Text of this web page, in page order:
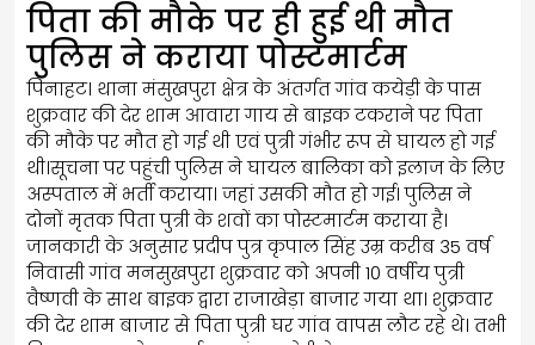
पिता की मौके पर ही हुई थी मौत
पुलिस ने कराया पोस्टमार्टम
पिनाहट। थाना मंसुखपुरा क्षेत्र के अंतर्गत गांव कयेड़ी के पास
शुक्रवार की देर शाम आवारा गाय से बाइक टकराने पर पिता
की मौके पर मौत हो गई थी एवं पुत्री गंभीर रूप से घायल हो गई
थी।सूचना पर पहुंची पुलिस ने घायल बालिका को इलाज के लिए
अस्पताल में भर्ती कराया। जहां उसकी मौत हो गई। पुलिस ने
दोनों मृतक पिता पुत्री के शवों का पोस्टमार्टम कराया है।
जानकारी के अनुसार प्रदीप पुत्र कृपाल सिंह उम्र करीब 35 वर्ष
निवासी गांव मनसुखपुरा शुक्रवार को अपनी 10 वर्षीय पुत्री
वैष्णवी के साथ बाइक द्वारा राजाखेड़ा बाजार गया था। शुक्रवार
की देर शाम बाजार से पिता पुत्री घर गांव वापस लौट रहे थे। तभी